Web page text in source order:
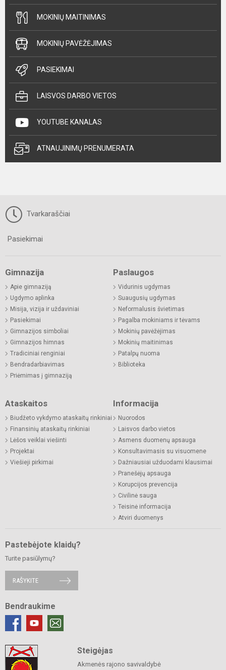
MOKINIŲ MAITINIMAS
MOKINIŲ PAVĖŽĖJIMAS
PASIEKIMAI
LAISVOS DARBO VIETOS
YOUTUBE KANALAS
ATNAUJINIMŲ PRENUMERATA
Tvarkaraščiai
Pasiekimai
Gimnazija
Apie gimnaziją
Ugdymo aplinka
Misija, vizija ir uždaviniai
Pasiekimai
Gimnazijos simboliai
Gimnazijos himnas
Tradiciniai renginiai
Bendradarbiavimas
Priėmimas į gimnaziją
Paslaugos
Vidurinis ugdymas
Suaugusių ugdymas
Neformalusis švietimas
Pagalba mokiniams ir tėvams
Mokinių pavėžėjimas
Mokinių maitinimas
Patalpų nuoma
Biblioteka
Ataskaitos
Biudžeto vykdymo ataskaitų rinkiniai
Finansinių ataskaitų rinkiniai
Lėšos veiklai viešinti
Projektai
Viešieji pirkimai
Informacija
Nuorodos
Laisvos darbo vietos
Asmens duomenų apsauga
Konsultavimasis su visuomene
Dažniausiai užduodami klausimai
Pranešėjų apsauga
Korupcijos prevencija
Civilinė sauga
Teisinė informacija
Atviri duomenys
Pastebėjote klaidų?
Turite pasiūlymų?
RAŠYKITE
Bendraukime
Steigėjas
Akmenės rajono savivaldybė